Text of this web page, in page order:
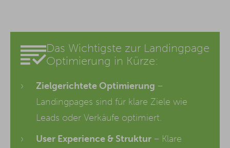
Das Wichtigste zur Landingpage
Optimierung in Kürze:
Zielgerichtete Optimierung –
Landingpages sind für klare Ziele wie
Leads oder Verkäufe optimiert.
User Experience & Struktur – Klare